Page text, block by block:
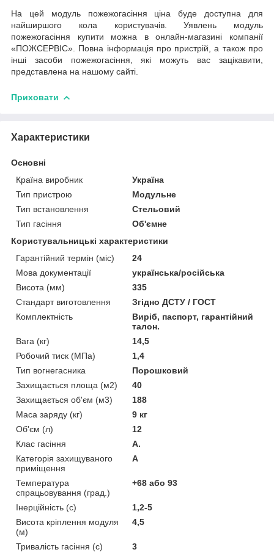
На цей модуль пожежогасіння ціна буде доступна для
найширшого кола користувачів. Уявлень модуль
пожежогасіння купити можна в онлайн-магазині компанії
«ПОЖСЕРВІС». Повна інформація про пристрій, а також про
інші засоби пожежогасіння, які можуть вас зацікавити,
представлена на нашому сайті.
Приховати
Характеристики
Основні
Країна виробник
Україна
Тип пристрою
Модульне
Тип встановлення
Стельовий
Тип гасіння
Об'ємне
Користувальницькі характеристики
Гарантійний термін (міс)
24
Мова документації
українська/російська
Висота (мм)
335
Стандарт виготовлення
Згідно ДСТУ / ГОСТ
Комплектність
Виріб, паспорт, гарантійний
талон.
Вага (кг)
14,5
Робочий тиск (МПа)
1,4
Тип вогнегасника
Порошковий
Захищається площа (м2)
40
Захищається об'єм (м3)
188
Маса заряду (кг)
9 кг
Об'єм (л)
12
Клас гасіння
А.
Категорія захищуваного
приміщення
А
Температура
спрацьовування (град.)
+68 або 93
Інерційність (с)
1,2-5
Висота кріплення модуля
(м)
4,5
Тривалість гасіння (с)
3